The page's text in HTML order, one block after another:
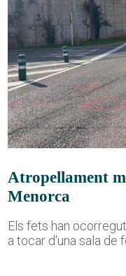
Atropellament
Menorca
Els fets han
a tocar d'una sala de